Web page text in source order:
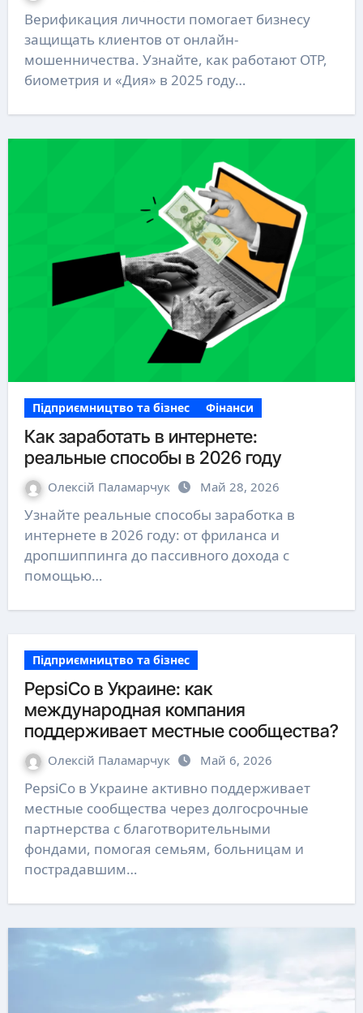
Верификация личности помогает бизнесу
защищать клиентов от онлайн-
мошенничества. Узнайте, как работают OTP,
биометрия и «Дия» в 2025 году…
Підприємництво та бізнес Фінанси
Как заработать в интернете:
реальные способы в 2026 году
Олексій Паламарчук Май 28, 2026
Узнайте реальные способы заработка в
интернете в 2026 году: от фриланса и
дропшиппинга до пассивного дохода с
помощью…
Підприємництво та бізнес
PepsiCo в Украине: как
международная компания
поддерживает местные сообщества?
Олексій Паламарчук Май 6, 2026
PepsiCo в Украине активно поддерживает
местные сообщества через долгосрочные
партнерства с благотворительными
фондами, помогая семьям, больницам и
пострадавшим…